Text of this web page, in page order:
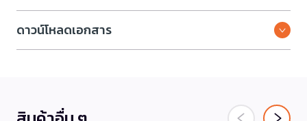
ดาวน์โหลดเอกสาร